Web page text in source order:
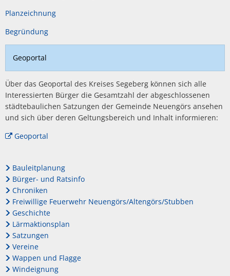
Planzeichnung
Begründung
Geoportal
Über das Geoportal des Kreises Segeberg können sich alle
Interessierten Bürger die Gesamtzahl der abgeschlossenen
städtebaulichen Satzungen der Gemeinde Neuengörs ansehen
und sich über deren Geltungsbereich und Inhalt informieren:
Geoportal
Bauleitplanung
Bürger- und Ratsinfo
Chroniken
Freiwillige Feuerwehr Neuengörs/Altengörs/Stubben
Geschichte
Lärmaktionsplan
Satzungen
Vereine
Wappen und Flagge
Windeignung